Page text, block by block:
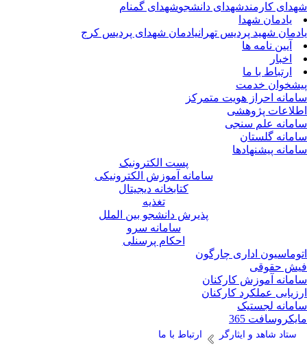
کارمندشهدای دانشجوشهدای گمنام
یادمان شهدا
شهید پردیس تهران یادمان شهدای پردیس کرج
آیین نامه ها
اخبار
ارتباط با ما
خدمت
احراز هویت متمرکز
پژوهشی
علم سنجی
گلستان
پیشنهادها
پست الکترونیک
سامانه آموزش الکترونیکی
کتابخانه دیجیتال
تغذیه
پذیرش دانشجو بین الملل
سامانه سرو
احکام پرسنلی
اداری چارگون
حقوقی
آموزش کارکنان
عملکرد کارکنان
لجستیک
365
ستاد شاهد و ایثارگر ارتباط با ما